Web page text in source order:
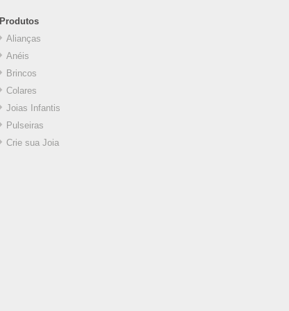
Produtos
Alianças
Anéis
Brincos
Colares
Joias Infantis
Pulseiras
Crie sua Joia